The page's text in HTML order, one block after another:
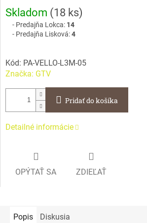
Jednotková
cena:
Skladom (18 ks)
Predajňa Lokca: 14
Predajňa Lisková:4
Kód: PA-VELLO-L3M-05
Značka: GTV
Pridať do košíka
Detailné informácie
OPÝTAŤ SA ZDIEĽAŤ
Popis Diskusia